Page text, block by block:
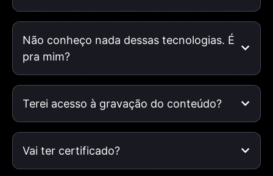
Não conheço nada dessas tecnologias. É
pra mim?
Terei acesso à gravação do conteúdo?
Vai ter certificado?